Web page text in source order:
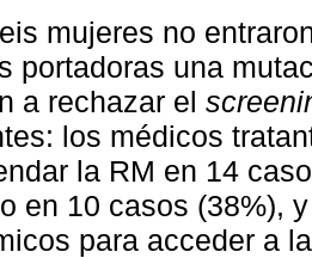
mujeres no
portadoras una
a rechazar el
los médicos
la RM en 14
en 10 casos (38%),
para acceder a